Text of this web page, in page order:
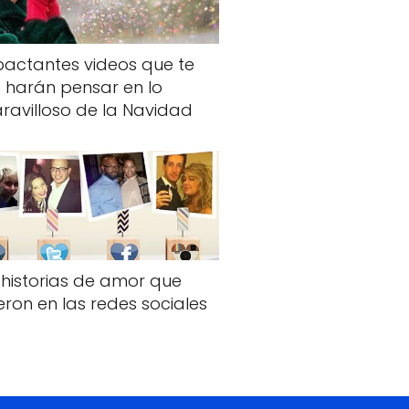
videos que te
harán pensar en lo
de la Navidad
de amor que
en las redes sociales